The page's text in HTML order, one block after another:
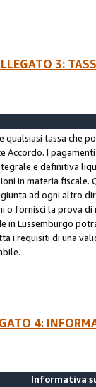
3:
tassa che
Accordo. I
e definitiva
in materia fiscale.
ad ogni altro
o fornisci la prova
in Lussemburgo
i requisiti di una
4:
Informativa